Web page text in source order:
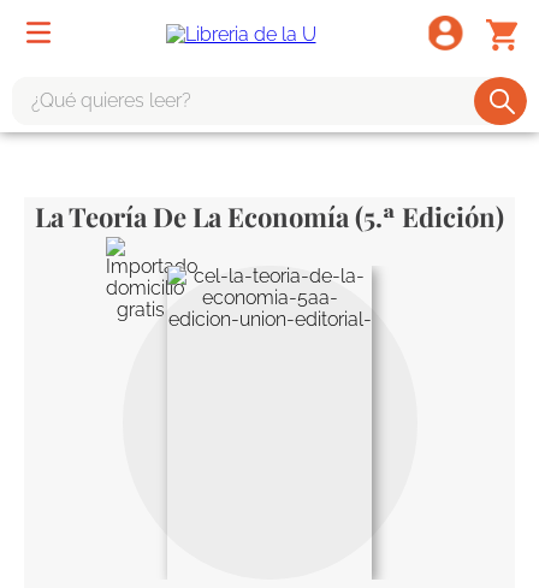
La Teoría De La Economía (5.ª Edición)
tote bag -
harry potter
iliada